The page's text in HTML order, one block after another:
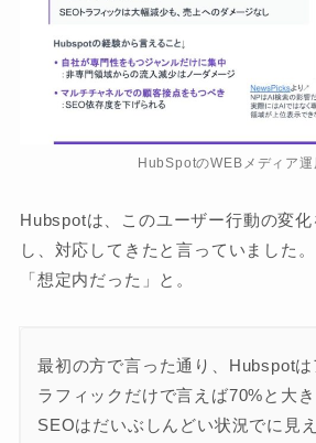
HubSpotのWEBメディア運
Hubspotは、このユーザー行動の変化
し、対応してきたと言っていました
「想定内だった」と。
最初の方で言った通り、Hubspotは
ラフィックだけで言えば70%と大
SEOはだいぶしんどい状況でに見